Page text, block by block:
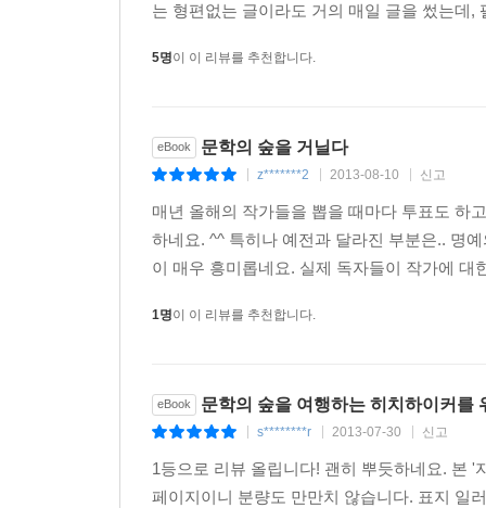
는 형편없는 글이라도 거의 매일 글을 썼는데
5명이 이 리뷰를 추천합니다.
eBook 문학의 숲을 거닐다
z*******2 2013-08-10 신고
매년 올해의 작가들을 뽑을 때마다 투표도 하
하네요. ^^ 특히나 예전과 달라진 부분은.. 명
이 매우 흥미롭네요. 실제 독자들이 작가에
1명이 이 리뷰를 추천합니다.
eBook 문학의 숲을 여행하는 히치하이커를
s********r 2013-07-30 신고
1등으로 리뷰 올립니다! 괜히 뿌듯하네요. 본
페이지이니 분량도 만만치 않습니다. 표지 일